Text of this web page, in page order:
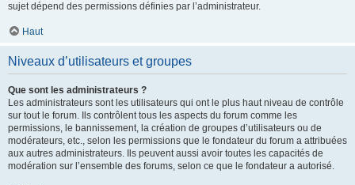
sujet dépend des permissions définies par l’administrateur.
Haut
Niveaux d’utilisateurs et groupes
Que sont les administrateurs ?
Les administrateurs sont les utilisateurs qui ont le plus haut niveau de contrôle
sur tout le forum. Ils contrôlent tous les aspects du forum comme les
permissions, le bannissement, la création de groupes d’utilisateurs ou de
modérateurs, etc., selon les permissions que le fondateur du forum a attribuées
aux autres administrateurs. Ils peuvent aussi avoir toutes les capacités de
modération sur l’ensemble des forums, selon ce que le fondateur a autorisé.